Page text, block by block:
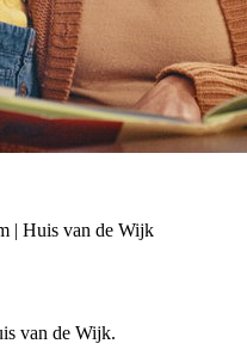
| Huis van de Wijk
van de Wijk.